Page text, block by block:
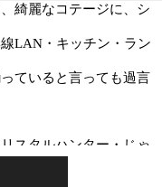
綺麗なコテージに、シ
LAN・キッチン・ラン
ていると言っても過言
スタルハンター・じゃ
いなしの施設です。